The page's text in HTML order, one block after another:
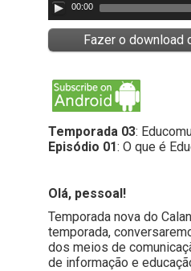
00:00
Fazer o download
Temporada 03:
Episódio 01: O que é
Olá, pessoal!
Temporada nova do
temporada,
dos meios de
de informação e